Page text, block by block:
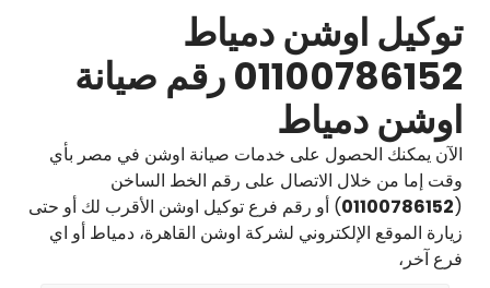
توكيل اوشن دمياط
01100786152 رقم صيانة
اوشن دمياط
الآن يمكنك الحصول على خدمات صيانة اوشن في مصر بأي
وقت إما من خلال الاتصال على رقم الخط الساخن
(
01100786152) أو رقم فرع توكيل اوشن الأقرب لك أو حتى
زيارة الموقع الإلكتروني لشركة اوشن القاهرة، دمياط أو اي
فرع آخر،